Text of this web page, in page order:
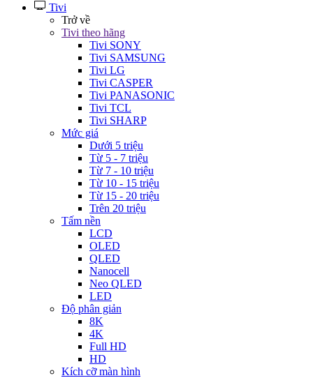
Tivi
Trở về
Tivi theo hãng
Tivi SONY
Tivi SAMSUNG
Tivi LG
Tivi CASPER
Tivi PANASONIC
Tivi TCL
Tivi SHARP
Mức giá
Dưới 5 triệu
Từ 5 - 7 triệu
Từ 7 - 10 triệu
Từ 10 - 15 triệu
Từ 15 - 20 triệu
Trên 20 triệu
Tấm nền
LCD
OLED
QLED
Nanocell
Neo QLED
LED
Độ phân giản
8K
4K
Full HD
HD
Kích cỡ màn hình